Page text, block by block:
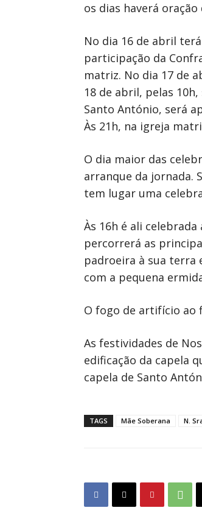
os dias haverá
No dia 16 de abril
participação da
matriz. No dia 17 de
18 de abril, pelas
Santo António, será
Às 21h, na igreja
O dia maior das
arranque da jornada.
tem lugar uma
Às 16h é ali
percorrerá as
padroeira à sua terra
com a pequena
O fogo de artifício ao
As festividades de
edificação da capela
capela de Santo
TAGS Mãe Soberana N.